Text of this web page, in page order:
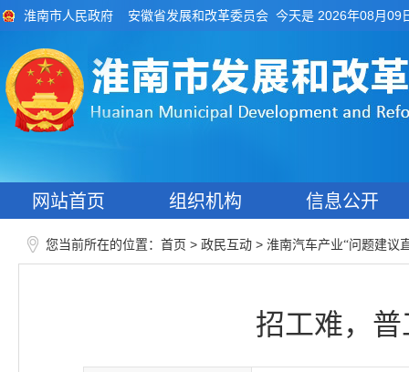
淮南市人民政府 安徽省发展和改革委员会 今天是 2026年08月09
网站首页 组织机构 信息公开
您当前所在的位置： 首页 > 政民互动 > 淮南汽车产业“问题建议
招工难，